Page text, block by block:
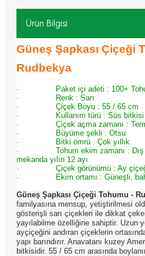
Ürün Bilgisi
Güneş Şapkası Çiçeği
Rudbekya
·
Paket içi adeti : 100+
·
Renk : Sarı
·
Çiçek Boyu : 55 / 65 cm
·
Kullanım türü : Süs bitkisi
·
Çiçek açma zamanı :
·
Büyüme şekli : Otsu
·
Bitki ömrü : Çok yıllık
·
Tohum ekim zamanı :
mekanda yılın 12 ayı
·
Çiçek görünümü : Ay
·
Ekim ortamı : Güneşli,
Güneş Şapkası Çiçeği Tohumu -
familyasına mensup, yetiştirilmesi
gösterişli sarı çiçekleri ile dikkat
yayılabilme özelliğine sahiptir. Uzun
ayçiçeğini andıran çiçeklerin
yapı barındırır. Anavatanı kuzey
bitkisidir. 55 / 65 cm arasında